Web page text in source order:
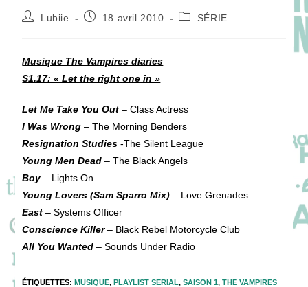
Auteur/autrice
Lubiie
Publication
18 avril 2010
PostSÉRIE
Musique The Vampires diaries
S1.17: « Let the right one in »
Let Me Take You Out – Class Actress
I Was Wrong – The Morning Benders
Resignation Studies -The Silent League
Young Men Dead – The Black Angels
Boy– Lights On
Young Lovers (Sam Sparro Mix) – Love Grenades
East – Systems Officer
Conscience Killer– Black Rebel Motorcycle Club
All You Wanted – Sounds Under Radio
ÉTIQUETTES:MUSIQUE, PLAYLIST SERIAL, SAISON 1, THE VAMPIRES